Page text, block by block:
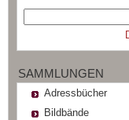
SAMMLUNGEN
Adressbücher
Bildbände